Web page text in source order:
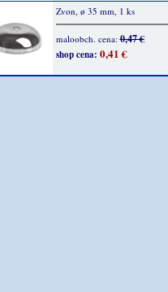
Zvon, ø 35 mm, 1 ks
maloobch. cena:0,47 €
shop cena: 0,41 €